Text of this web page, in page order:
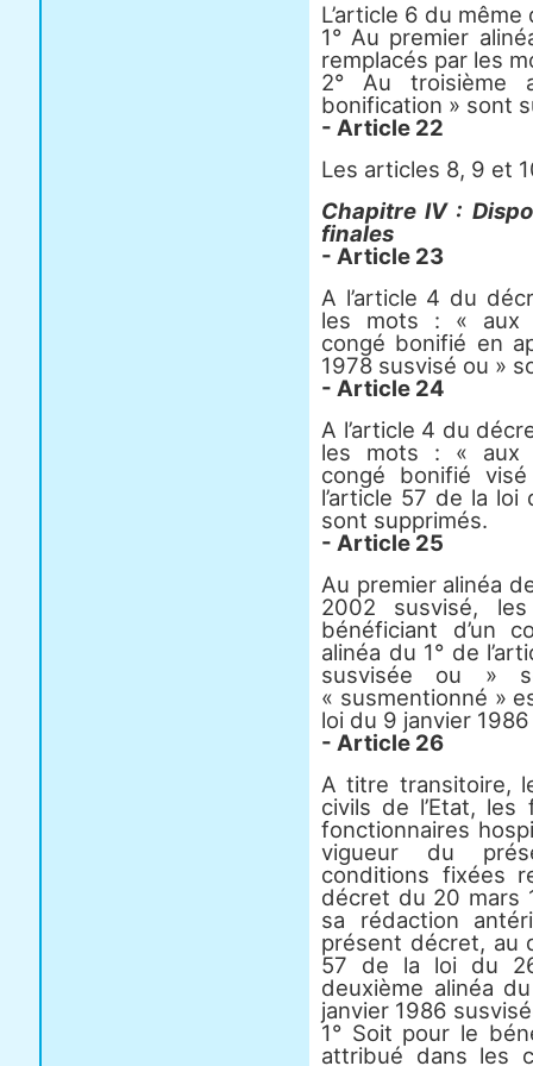
L’article 6 du
1° Au premier
remplacés par les
2° Au
bonification » sont
- Article 22
Les articles 8, 9 et
Chapitre IV :
finales
- Article 23
A l’article 4 du
les mots : « aux
congé bonifié en
1978 susvisé ou »
- Article 24
A l’article 4 du
les mots : « aux
congé bonifié
l’article 57 de la
sont supprimés.
- Article 25
Au premier alinéa
2002 susvisé,
bénéficiant d’un
alinéa du 1° de
susvisée ou »
« susmentionné »
loi du 9 janvier
- Article 26
A titre transitoire,
civils de l’Etat,
fonctionnaires
vigueur du
conditions fixées
décret du 20 mars
sa rédaction
présent décret, au
57 de la loi du
deuxième alinéa
janvier 1986
1° Soit pour le
attribué dans les